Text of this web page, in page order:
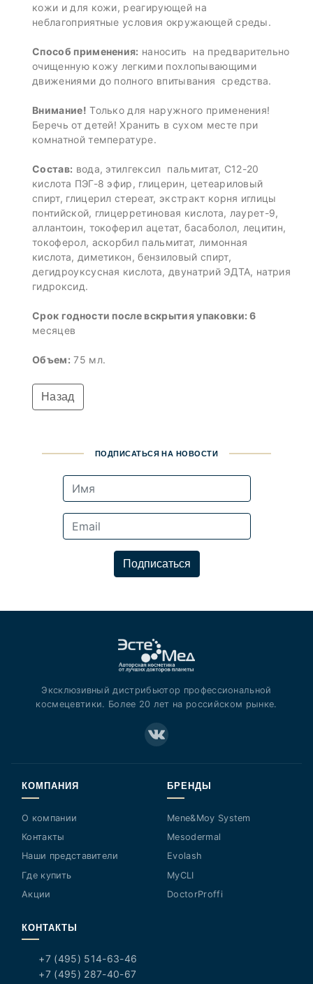
кожи и для кожи, реагирующей на
неблагоприятные условия окружающей среды.
Способ применения: наносить на предварительно
очищенную кожу легкими похлопывающими
движениями до полного впитывания средства.
Внимание! Только для наружного применения!
Беречь от детей! Хранить в сухом месте при
комнатной температуре.
Состав: вода, этилгексил пальмитат, С12-20
кислота ПЭГ-8 эфир, глицерин, цетеариловый
спирт, глицерил стереат, экстракт корня иглицы
понтийской, глицерретиновая кислота, лаурет-9,
аллантоин, токоферил ацетат, басаболол, лецитин,
токоферол, аскорбил пальмитат, лимонная
кислота, диметикон, бензиловый спирт,
дегидроуксусная кислота, двунатрий ЭДТА, натрия
гидроксид.
Срок годности после вскрытия упаковки: 6
месяцев
Объем: 75 мл.
Назад
ПОДПИСАТЬСЯ НА НОВОСТИ
Подписаться
Эксклюзивный дистрибьютор профессиональной
космецевтики. Более 20 лет на российском рынке.
КОМПАНИЯ
О компании
Контакты
Наши представители
Где купить
Акции
БРЕНДЫ
Mene&Moy System
Mesodermal
Evolash
MyCLI
DoctorProffi
КОНТАКТЫ
+7 (495) 514-63-46
+7 (495) 287-40-67